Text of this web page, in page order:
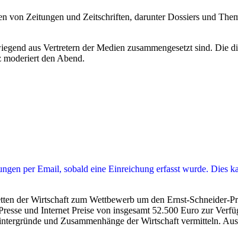
von Zeitungen und Zeitschriften, darunter Dossiers und
aus Vertretern der Medien zusammengesetzt sind. Die
den Abend.
per Email, sobald eine Einreichung erfasst wurde. Dies
der Wirtschaft zum Wettbewerb um den Ernst-Schneider-
und Internet Preise von insge­samt 52.500 Euro zur
und Zusam­menhänge der Wirt­schaft vermit­teln.